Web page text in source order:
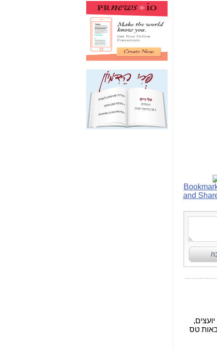
בזק? -כאן
מה מקור ה-Fake
News שהביא לתפירת
תיק לביבי והעלמת
החשודים הנכונים -כאן
אחת הרגליים של "תיק
4000 התפור"
התמוטטה היום
בניצחון (כפול) של בזק
-
כאן
איך כתבות מפנקות
הפכו לפתע לטובת